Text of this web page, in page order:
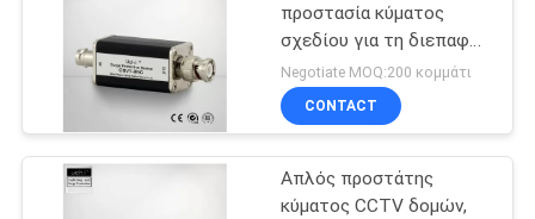
ΕΙΔΉΣΕΙΣ
ΖΗΤΉΣΤΕ
ΈΝΑ
ΑΠΌΣΠΑΣΜΑ
Συσκευή
προστασίας
20
προστασία κύματος
σχεδίου για τη διεπαφή
Imax 20KA συστημάτων
BNC CCTV
Negotiate MOQ:200 κομμάτι
CONTACT
Απλός προστάτης
κύματος CCTV δομών,